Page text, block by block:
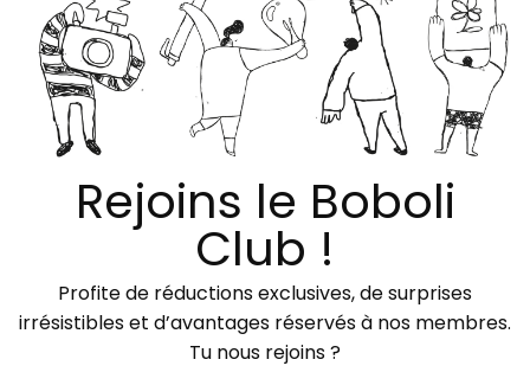
Rejoins le Boboli
Club !
Profite de réductions exclusives, de surprises
irrésistibles et d’avantages réservés à nos membres.
Tu nous rejoins ?